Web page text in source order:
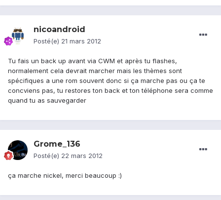
nicoandroid
Posté(e) 21 mars 2012
Tu fais un back up avant via CWM et après tu flashes,
normalement cela devrait marcher mais les thèmes sont
spécifiques a une rom souvent donc si ça marche pas ou ça te
concviens pas, tu restores ton back et ton téléphone sera comme
quand tu as sauvegarder
Grome_136
Posté(e) 22 mars 2012
ça marche nickel, merci beaucoup :)